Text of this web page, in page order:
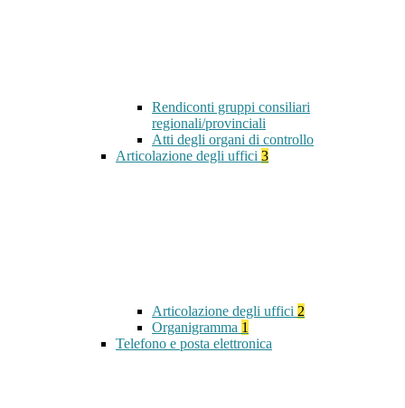
Rendiconti gruppi consiliari
regionali/provinciali
Atti degli organi di controllo
Articolazione degli uffici 3
Articolazione degli uffici 2
Organigramma 1
Telefono e posta elettronica